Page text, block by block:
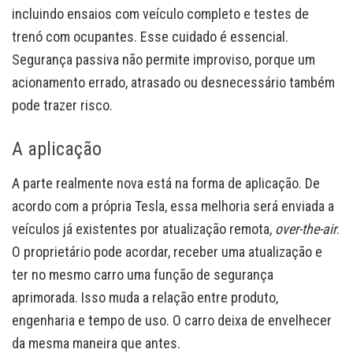
incluindo ensaios com veículo completo e testes de
trenó com ocupantes. Esse cuidado é essencial.
Segurança passiva não permite improviso, porque um
acionamento errado, atrasado ou desnecessário também
pode trazer risco.
A aplicação
A parte realmente nova está na forma de aplicação. De
acordo com a própria Tesla, essa melhoria será enviada a
veículos já existentes por atualização remota, over-the-air.
O proprietário pode acordar, receber uma atualização e
ter no mesmo carro uma função de segurança
aprimorada. Isso muda a relação entre produto,
engenharia e tempo de uso. O carro deixa de envelhecer
da mesma maneira que antes.